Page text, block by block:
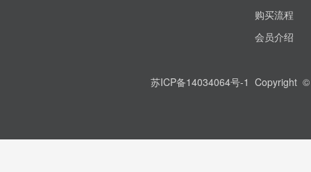
购买流程
会员介绍
苏ICP备14034064号-1 Copyright